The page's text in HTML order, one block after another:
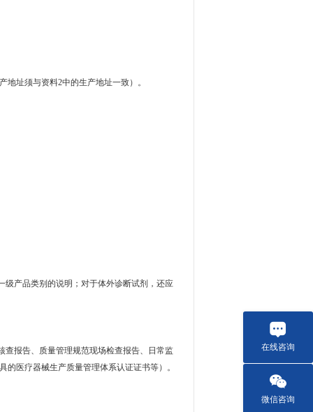
地址须与资料2中的生产地址一致）。
级产品类别的说明；对于体外诊断试剂，还应
查报告、质量管理规范现场检查报告、日常监
医疗器械生产质量管理体系认证证书等）。
在线咨询
微信咨询